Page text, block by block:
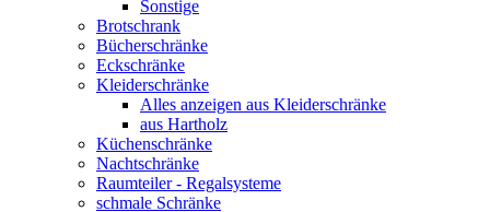
Sonstige
Brotschrank
Bücherschränke
Eckschränke
Kleiderschränke
Alles anzeigen aus Kleiderschränke
aus Hartholz
Küchenschränke
Nachtschränke
Raumteiler - Regalsysteme
schmale Schränke